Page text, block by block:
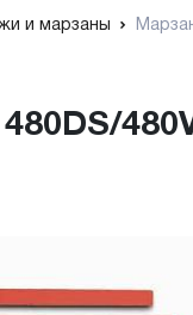
и марзаны